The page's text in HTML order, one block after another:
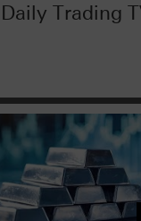
Trading